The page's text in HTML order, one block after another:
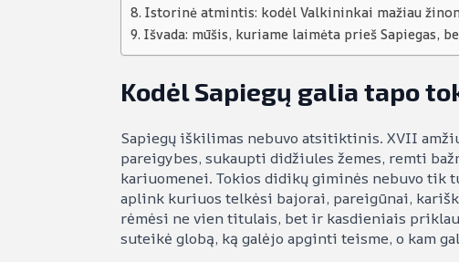
Istorinė atmintis: kodėl Valkininkai mažiau
Išvada: mūšis, kuriame laimėta prieš Sapiegas,
Kodėl Sapiegų galia tapo
Sapiegų iškilimas nebuvo atsitiktinis. XVII
pareigybes, sukaupti didžiules žemes, remti
kariuomenei. Tokios didikų giminės nebuvo
aplink kuriuos telkėsi bajorai, pareigūnai,
rėmėsi ne vien titulais, bet ir kasdieniais
suteikė globą, ką galėjo apginti teisme, o kam